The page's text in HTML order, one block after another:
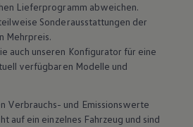
Lieferprogramm abweichen.
Sonderausstattungen der
Mehrpreis.
auch unseren Konfigurator für eine
verfügbaren Modelle und
Verbrauchs- und Emissionswerte
auf ein einzelnes Fahrzeug und sind